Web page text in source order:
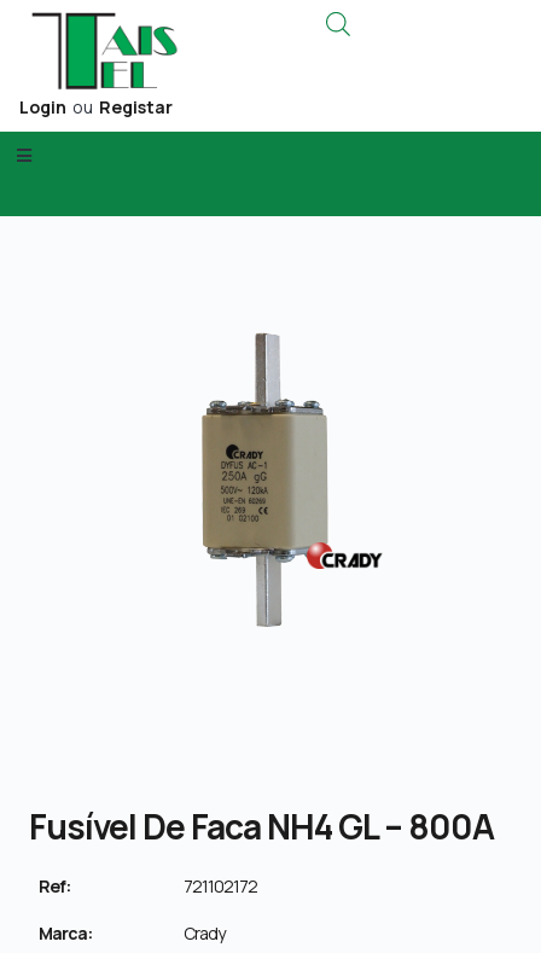
Login ou Registar
Fusível De Faca NH4 GL – 800A
Ref: 721102172
Marca: Crady